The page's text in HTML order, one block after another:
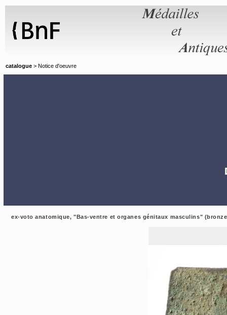
catalogue > Notice d'oeuvre
ex-voto anatomique, "Bas-ventre et organes génitaux masculins"